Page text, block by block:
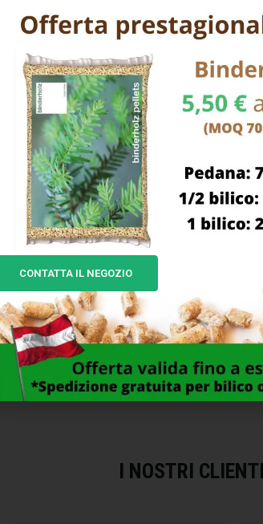
PORTASAPONE APPOGGIO
FLEXIBLE BCO CM 13×9 ELIPLAST
I NOSTRI
CONTATTA IL NEGOZIO